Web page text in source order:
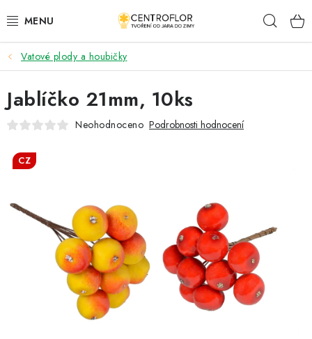
na
SEZÓNNÍ TVOŘENÍ
DŘEVĚNÉ VÝROBKY
MEDAILE
PLACKY A MAGNETKY
VŠE PRO TVOŘENÍ
KVĚTINY A LISTY
Vatové plody a houbičky
Jablíčko 21mm, 10ks
Neohodnoceno Podrobnosti hodnocení
CZ